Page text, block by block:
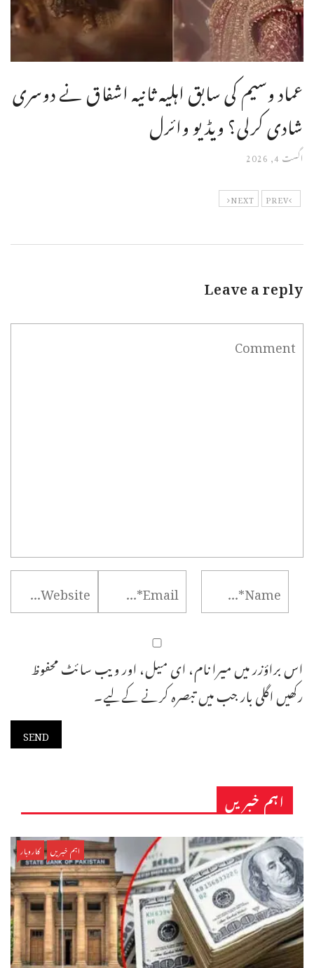
عماد وسیم کی سابق اہلیہ ثانیہ اشفاق نے دوسری
شادی کرلی؟ ویڈیو وائرل
اگست 4, 2026
PREV
NEXT
Leave a reply
اس براؤزر میں میرا نام، ای میل، اور ویب سائٹ محفوظ
رکھیں اگلی بار جب میں تبصرہ کرنے کےلیے۔
اہم خبریں
اہم خبریں کاروبار